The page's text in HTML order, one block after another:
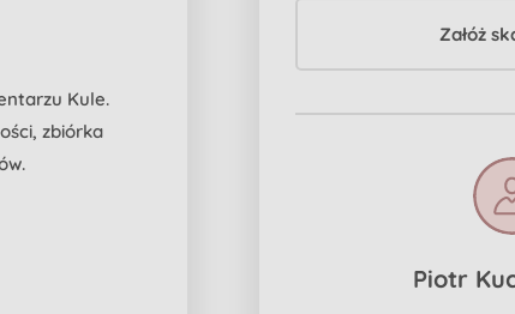
Kule.
zbiórka
Załóż
Piotr